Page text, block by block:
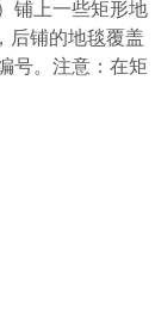
铺上一些矩形地
后铺的地毯覆盖
号。注意：在矩